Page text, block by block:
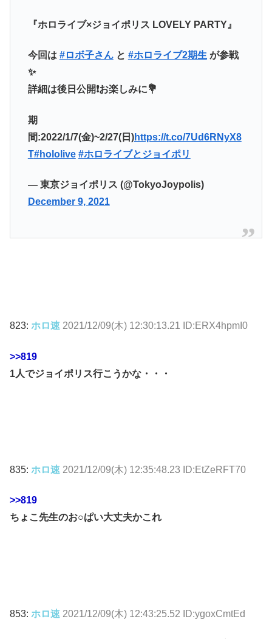
『ホロライブ×ジョイポリス LOVELY PARTY』
今回は #ロボ子さんと #ホロライブ2期生 が参戦
✨
詳細は後日公開❗️お楽しみに💐
期
間:2022/1/7(金)~2/27(日)https://t.co/7Ud6RNyX8
T#hololive #ホロライブとジョイポリ
— 東京ジョイポリス (@TokyoJoypolis)
December 9, 2021
823: ホロ速 2021/12/09(木) 12:30:13.21 ID:ERX4hpmI0
>>819
1人でジョイポリス行こうかな・・・
835: ホロ速 2021/12/09(木) 12:35:48.23 ID:EtZeRFT70
>>819
ちょこ先生のお○ぱい大丈夫かこれ
853: ホロ速 2021/12/09(木) 12:43:25.52 ID:ygoxCmtEd